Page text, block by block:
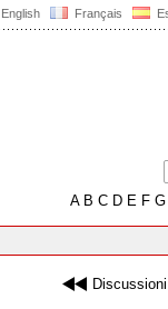
English Français
AB C D E F G